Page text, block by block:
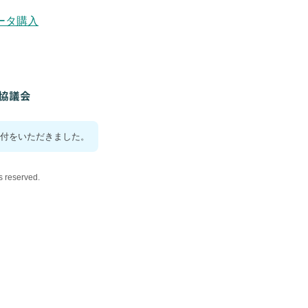
タ購入
をいただきました。
reserved.